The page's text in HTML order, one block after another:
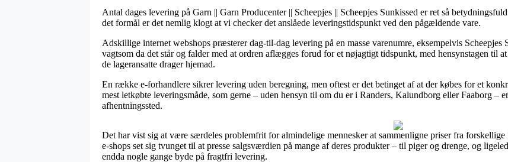
Antal dages levering på Garn || Garn Producenter || Scheepjes || Scheepjes Sunkissed er ret så
det formål er det nemlig klogt at vi checker det anslåede leveringstidspunkt ved den pågældende vare.
Adskillige internet webshops præsterer dag-til-dag levering på en masse varenumre, eksempelvis
vagtsom da det står og falder med at ordren aflægges forud for et nøjagtigt tidspunkt, med hensynstagen til
de lageransatte drager hjemad.
En række e-forhandlere sikrer levering uden beregning, men oftest er det betinget af at der købes for et
mest letkøbte leveringsmåde, som gerne – uden hensyn til om du er i Randers, Kalundborg eller Faaborg –
afhentningssted.
Det har vist sig at være særdeles problemfrit for almindelige mennesker at sammenligne priser fra forskellige
e-shops set sig tvunget til at presse salgsværdien på mange af deres produkter – til piger og drenge, og
endda nogle gange byde på fragtfri levering.